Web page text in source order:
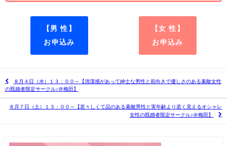
【男 性】
お申込み
【女 性】
お申込み
８月４日（水）１３：００～【清潔感があって紳士な男性と前向きで優しさのある素敵女性
の既婚者限定サークル♪＠梅田】
８月７日（土）１３：００～【若々しくて品のある素敵男性と実年齢より若く見えるオシャレ
女性の既婚者限定サークル♪＠梅田】